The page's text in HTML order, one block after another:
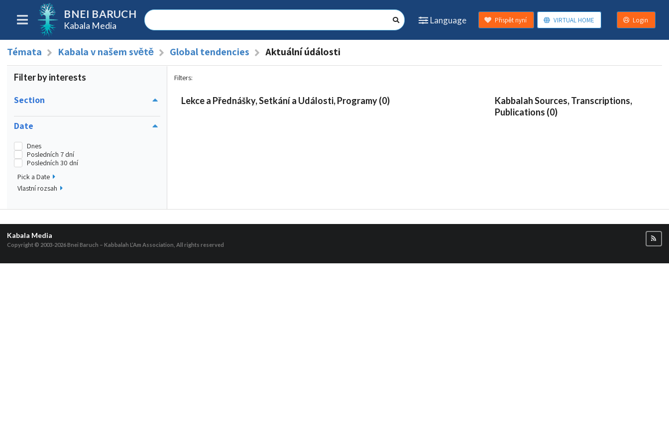
BNEI BARUCH
Kabala Media
Language Přispět nyní VIRTUAL HOME Login
Témata Kabala v našem světě Global tendencies Aktuální údálosti
Filter by interests
Section
Date
Dnes
Posledních 7 dní
Posledních 30 dní
Pick a Date
Vlastní rozsah
Filters:
Lekce a Přednášky, Setkání a Události, Programy (0)
Kabbalah Sources, Transcriptions,
Publications (0)
Kabala Media
Copyright © 2003-2026Bnei Baruch – Kabbalah L’Am Association, All rights reserved